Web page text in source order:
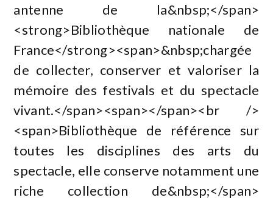
antenne de la&nbsp;</span>
<strong>Bibliothèque nationale de
France</strong><span>&nbsp;chargée
de collecter, conserver et valoriser la
mémoire des festivals et du spectacle
vivant.</span><span></span><br />
<span>Bibliothèque de référence sur
toutes les disciplines des arts du
spectacle, elle conserve notamment une
riche collection de&nbsp;</span>